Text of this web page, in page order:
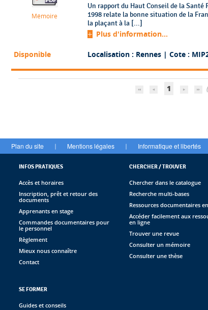
Mémoire
Un rapport du Haut Conseil de la
1998 relate la bonne situation de la
la plaçant à la [...]
Plus d'information...
Disponible Localisation : Rennes | Cote :
1
Plan du site | Mentions légales | Informatique et libertés
INFOS PRATIQUES
Accès et horaires
Inscription, prêt et retour des
documents
Apprenants en stage
Commandes documentaires pour
le personnel
Règlement
Mieux nous connaître
Contact
CHERCHER / TROUVER
Chercher dans le catalogue
Recherche multi-bases
Ressources documentaires
Accéder facilement aux
en ligne
Trouver une revue
Consulter un mémoire
Consulter une thèse
SE FORMER
Guides et conseils